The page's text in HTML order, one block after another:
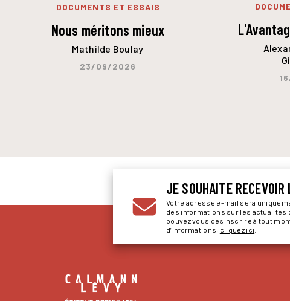
DOCUMENTS ET ESSAIS
Nous méritons mieux
Mathilde Boulay
23/09/2026
JE SOUHAITE
Votre adresse e-mail sera
des informations sur les actualités
pouvez vous désinscrire à tout
d’informations, cliquez ici